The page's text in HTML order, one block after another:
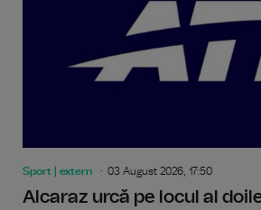
Sport | extern 03 August 2026, 17:50
Alcaraz urcă pe locul al